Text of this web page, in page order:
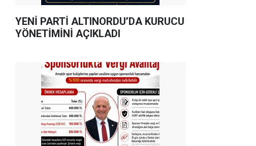
YENİ PARTİ ALTINORDU’DA KURUCU
YÖNETİMİNİ AÇIKLADI